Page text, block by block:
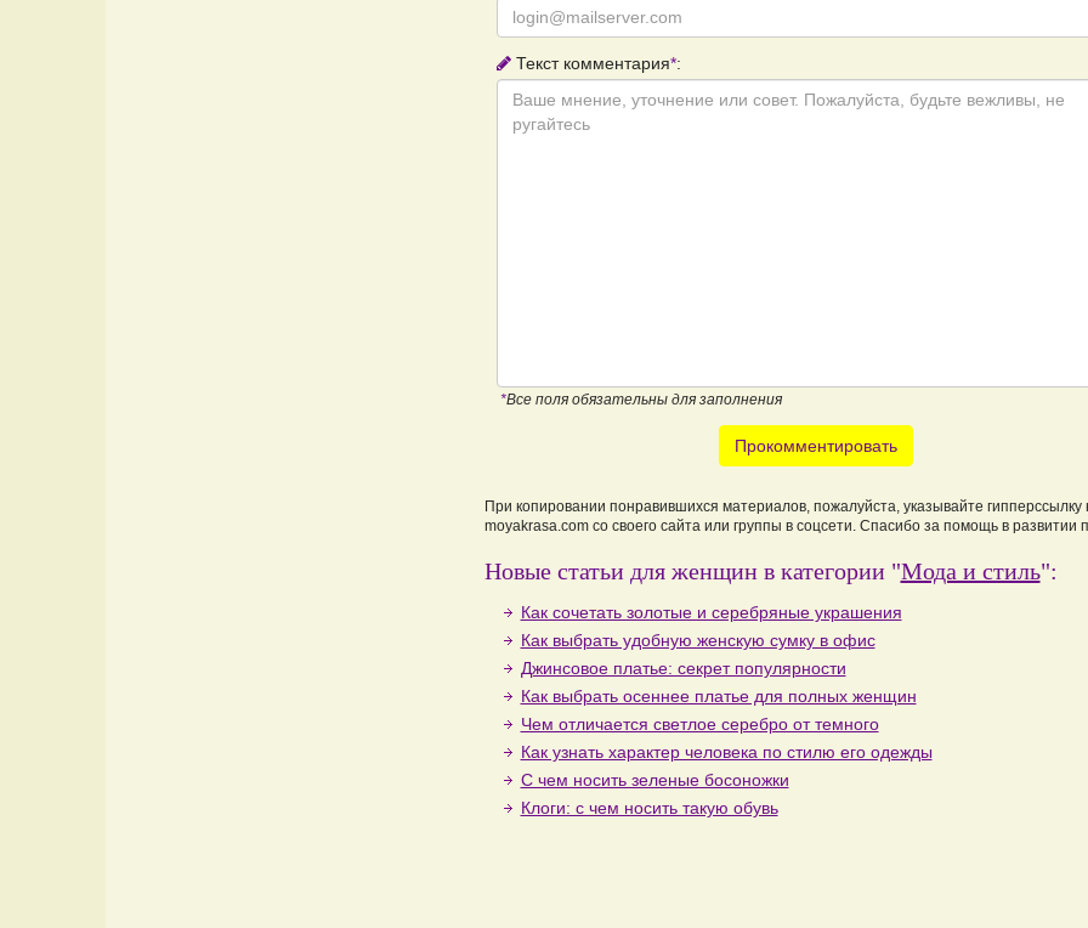
Текст комментария*:
*Все поля обязательны для заполнения
Прокомментировать
При копировании понравившихся материалов, пожалуйста, указывайте гипперссылку
moyakrasa.com со своего сайта или группы в соцсети. Спасибо за помощь в развитии
Новые статьи для женщин в категории "Мода и стиль":
Как сочетать золотые и серебряные украшения
Как выбрать удобную женскую сумку в офис
Джинсовое платье: секрет популярности
Как выбрать осеннее платье для полных женщин
Чем отличается светлое серебро от темного
Как узнать характер человека по стилю его одежды
С чем носить зеленые босоножки
Клоги: с чем носить такую обувь